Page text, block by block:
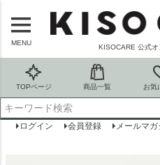
MENU
KISOCARE 公式
TOPページ 商品一覧 お気
ログイン 会員登録 メールマガ